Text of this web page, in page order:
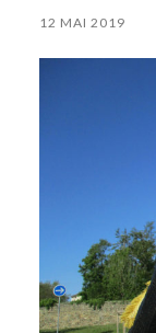
12 MAI 2019